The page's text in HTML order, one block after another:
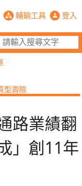
！銀行通路業績翻倍
輔銷工具 登入
活
具 活動專區
型壽險
路業績翻
」創11年